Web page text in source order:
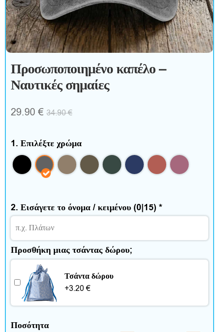
ξ
ε
σ
ο
ά
ρ
π
ί
τ
ι
κ
α
ι
Προσωποποιημένο καπέλο –
Ναυτικές σημαίες
29.90 € 34.90€
1. Επιλέξτε χρώμα
2. Εισάγετε το όνομα / κειμένου (0|15) *
Προσθήκη μιας τσάντας δώρου;
Τσάντα δώρου
+3.20€
Ποσότητα